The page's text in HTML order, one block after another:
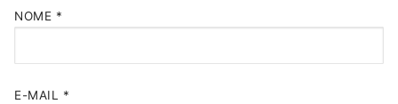
NOME *
E-MAIL *